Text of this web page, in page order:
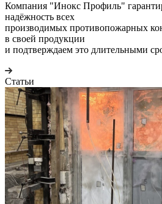
Компания "Инокс Профиль"
надёжность всех
производимых противопожарных
в своей продукции
и подтверждаем это длительными
Статьи